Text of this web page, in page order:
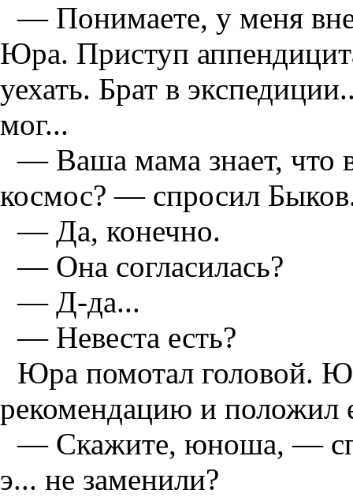
— Понимаете, у меня
Юра. Приступ
уехать. Брат в
мог...
— Ваша мама знает, что
космос? — спросил
— Да, конечно.
— Она согласилась?
— Д-да...
— Невеста есть?
Юра помотал головой.
рекомендацию и положил
— Скажите, юноша, —
э... не заменили?